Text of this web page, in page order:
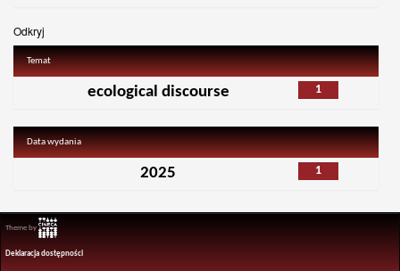
Odkryj
Temat
1
ecological discourse
Data wydania
1
2025
Theme by
Deklaracja dostępności